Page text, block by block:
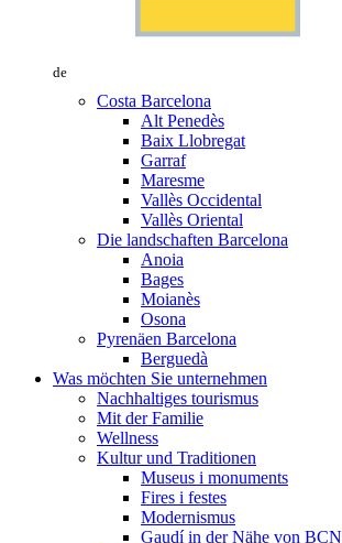
de
Costa Barcelona
Alt Penedès
Baix Llobregat
Garraf
Maresme
Vallès Occidental
Vallès Oriental
Die landschaften Barcelona
Anoia
Bages
Moianès
Osona
Pyrenäen Barcelona
Berguedà
Was möchten Sie unternehmen
Nachhaltiges tourismus
Mit der Familie
Wellness
Kultur und Traditionen
Museus i monuments
Fires i festes
Modernismus
Gaudí in der Nähe von BCN